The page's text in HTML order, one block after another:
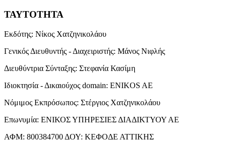
ΤΑΥΤΟΤΗΤΑ
Εκδότης: Νίκος Χατζηνικολάου
Γενικός Διευθυντής - Διαχειριστής: Μάνος Νιφλής
Διευθύντρια Σύνταξης: Στεφανία Κασίμη
Ιδιοκτησία - Δικαιούχος domain: ENIKOS AE
Νόμιμος Εκπρόσωπος: Στέργιος Χατζηνικολάου
Επωνυμία: ΕΝΙΚΟΣ ΥΠΗΡΕΣΙΕΣ ΔΙΑΔΙΚΤΥΟΥ ΑΕ
ΑΦΜ: 800384700 ΔΟΥ: ΚΕΦΟΔΕ ΑΤΤΙΚΗΣ